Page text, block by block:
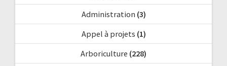
Administration (3)
Appel à projets (1)
Arboriculture (228)